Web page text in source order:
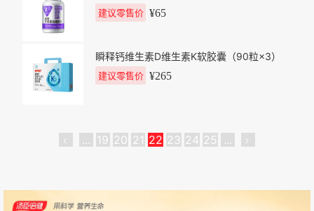
建议零售价 ¥65
瞬释钙维生素D维生素K软胶囊（90粒×3）
建议零售价 ¥265
< ... 19 20 21 22 23 24 25 ... >